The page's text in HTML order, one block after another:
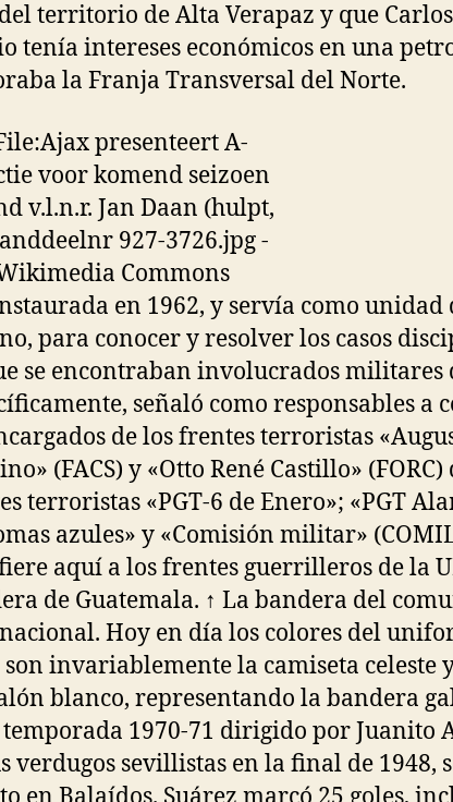
territorio de Alta Verapaz y que
tenía intereses económicos en una
la Franja Transversal del Norte.
en 1962, y servía como unidad
para conocer y resolver los casos
se encontraban involucrados militares
señaló como responsables a
de los frentes terroristas
(FACS) y «Otto René Castillo» (FORC)
terroristas «PGT-6 de Enero»; «PGT
azules» y «Comisión militar»
aquí a los frentes guerrilleros de la
de Guatemala. ↑ La bandera del
Hoy en día los colores del
son invariablemente la camiseta celeste
blanco, representando la bandera
temporada 1970-71 dirigido por Juanito
verdugos sevillistas en la final de 1948,